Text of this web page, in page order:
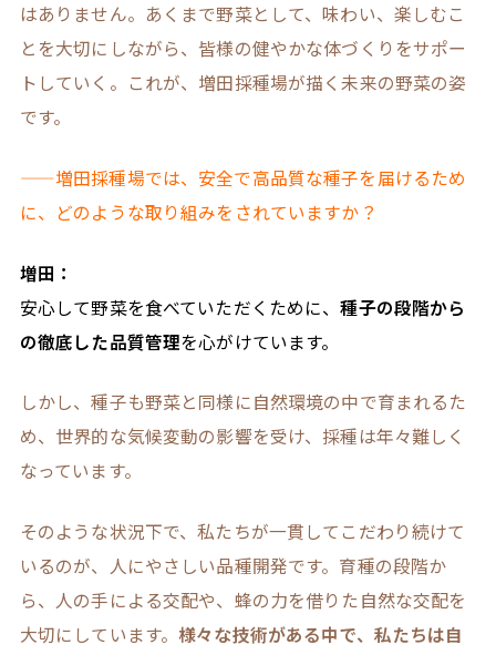
はありません。あくまで野菜として、味わい、楽しむこ
とを大切にしながら、皆様の健やかな体づくりをサポー
トしていく。これが、増田採種場が描く未来の野菜の姿
です。
——増田採種場では、安全で高品質な種子を届けるため
に、どのような取り組みをされていますか？
増田：
安心して野菜を食べていただくために、種子の段階から
の徹底した品質管理を心がけています。
しかし、種子も野菜と同様に自然環境の中で育まれるた
め、世界的な気候変動の影響を受け、採種は年々難しく
なっています。
そのような状況下で、私たちが一貫してこだわり続けて
いるのが、人にやさしい品種開発です。育種の段階か
ら、人の手による交配や、蜂の力を借りた自然な交配を
大切にしています。様々な技術がある中で、私たちは自